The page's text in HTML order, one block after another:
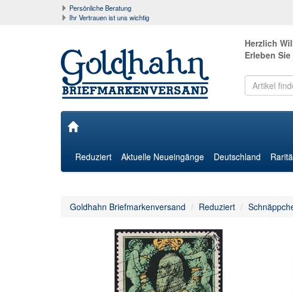
Persönliche Beratung
Ihr Vertrauen ist uns wichtig
Herzlich
Erleben
Reduziert Aktuelle Neueingänge Deutschland
Goldhahn Briefmarkenversand Reduziert